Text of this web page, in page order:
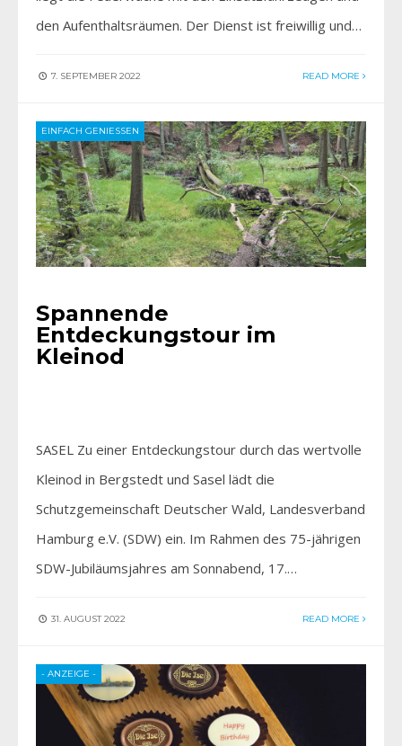
den Aufenthaltsräumen. Der Dienst ist freiwillig und…
7. SEPTEMBER 2022 READ MORE
EINFACH GENIESSEN
Spannende
Entdeckungstour im
Kleinod
SASEL Zu einer Entdeckungstour durch das wertvolle
Kleinod in Bergstedt und Sasel lädt die
Schutzgemeinschaft Deutscher Wald, Landesverband
Hamburg e.V. (SDW) ein. Im Rahmen des 75-jährigen
SDW-Jubiläumsjahres am Sonnabend, 17.…
31. AUGUST 2022 READ MORE
- ANZEIGE -